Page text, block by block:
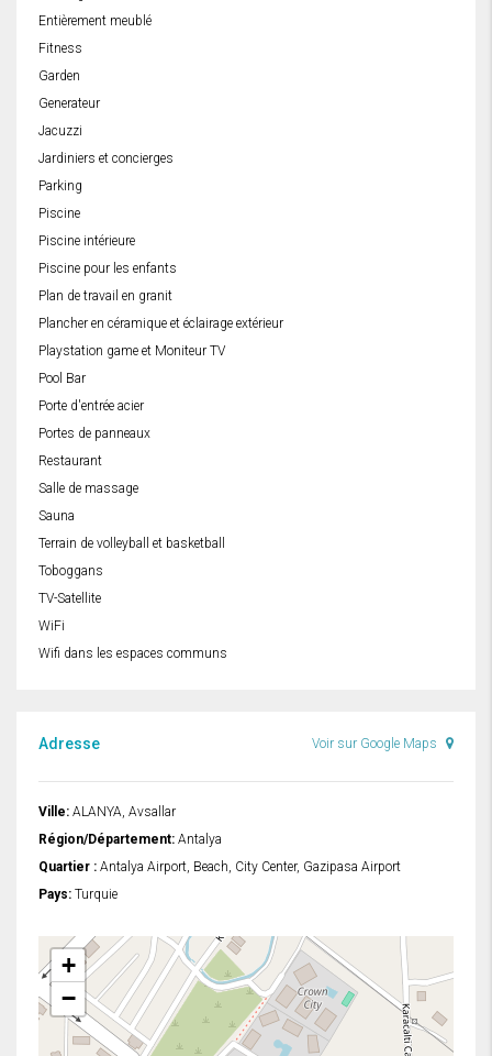
Entièrement meublé
Fitness
Garden
Generateur
Jacuzzi
Jardiniers et concierges
Parking
Piscine
Piscine intérieure
Piscine pour les enfants
Plan de travail en granit
Plancher en céramique et éclairage extérieur
Playstation game et Moniteur TV
Pool Bar
Porte d'entrée acier
Portes de panneaux
Restaurant
Salle de massage
Sauna
Terrain de volleyball et basketball
Toboggans
TV-Satellite
WiFi
Wifi dans les espaces communs
Adresse Voir sur Google Maps
Ville: ALANYA, Avsallar
Région/Département: Antalya
Quartier : Antalya Airport, Beach, City Center, Gazipasa Airport
Pays: Turquie
+
−